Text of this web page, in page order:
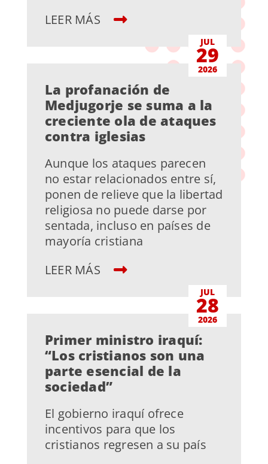
LEER MÁS
JUL
29
2026
La profanación de
Medjugorje se suma a la
creciente ola de ataques
contra iglesias
Aunque los ataques parecen
no estar relacionados entre sí,
ponen de relieve que la libertad
religiosa no puede darse por
sentada, incluso en países de
mayoría cristiana
LEER MÁS
JUL
28
2026
Primer ministro iraquí:
“Los cristianos son una
parte esencial de la
sociedad”
El gobierno iraquí ofrece
incentivos para que los
cristianos regresen a su país